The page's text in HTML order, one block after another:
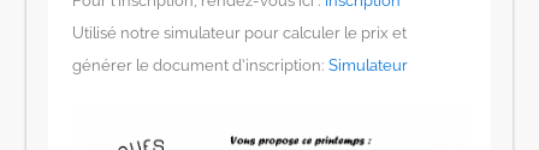
Utilisé notre simulateur pour calculer le prix et
générer le document d’inscription:Simulateur